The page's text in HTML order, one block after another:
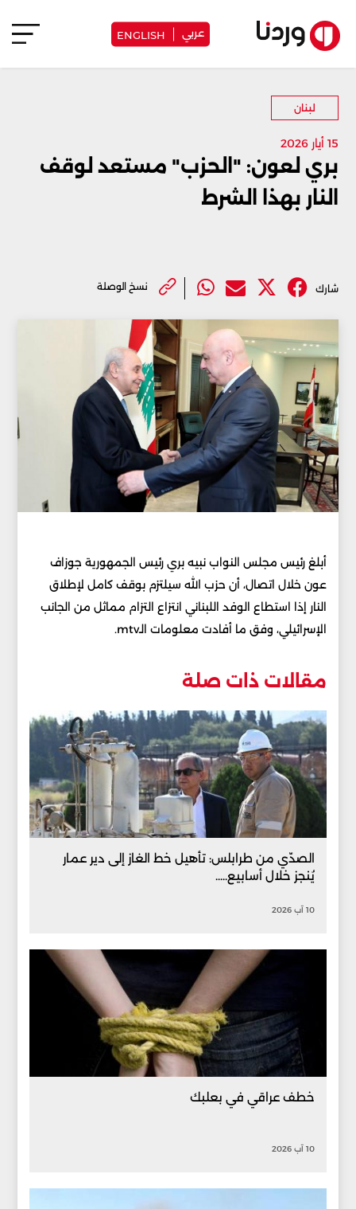
عربي ENGLISH
لبنان
15 أيار 2026
بري لعون: "الحزب" مستعد لوقف
النار بهذا الشرط
شارك نسخ الوصلة
أبلغ رئيس مجلس النواب نبيه بري رئيس الجمهورية جوزاف
عون خلال اتصال، أن حزب الله سيلتزم بوقف كامل لإطلاق
النار إذا استطاع الوفد اللبناني انتزاع التزام مماثل من الجانب
الإسرائيلي، وفق ما أفادت معلومات الـmtv.
مقالات ذات صلة
الصدّي من طرابلس: تأهيل خط الغاز إلى دير عمار
يُنجز خلال أسابيع.....
10 آب 2026
خطف عراقي في بعلبك
10 آب 2026